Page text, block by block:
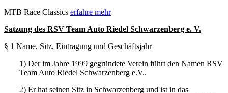
MTB Race Classics erfahre mehr
Satzung des RSV Team Auto Riedel Schwarzenberg e. V.
§ 1 Name, Sitz, Eintragung und Geschäftsjahr
1) Der im Jahre 1999 gegründete Verein führt den Namen RSV
Team Auto Riedel Schwarzenberg e.V..
2) Er hat seinen Sitz in Schwarzenberg und ist in das